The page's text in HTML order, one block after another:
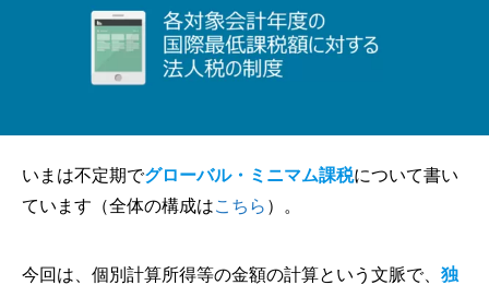
いまは不定期でグローバル・ミニマム課税について書い
ています（全体の構成はこちら ）。
今回は、個別計算所得等の金額の計算という文脈で、 独